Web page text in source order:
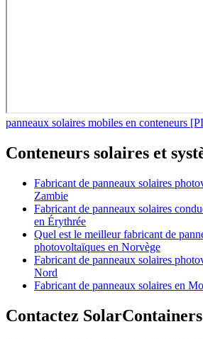
panneaux solaires mobiles en conteneurs
Conteneurs solaires et
Fabricant de panneaux solaires
Zambie
Fabricant de panneaux solaires
en Érythrée
Quel est le meilleur fabricant de
photovoltaïques en Norvège
Fabricant de panneaux solaires
Nord
Fabricant de panneaux solaires en
Contactez